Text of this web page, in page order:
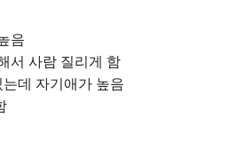
음
서 사람 질리게 함
데 자기애가 높음